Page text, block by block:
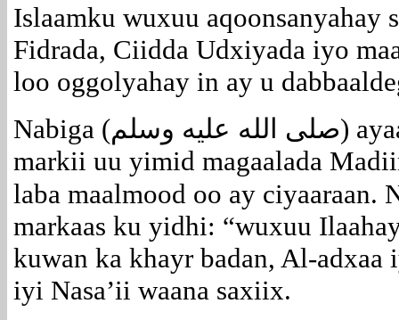
Islaamku wuxuu
Fidrada, Ciidda Udxiyada iyo
loo oggolyahay in ay u
Nabiga (صلى الله عليه وسلم)
markii uu yimid magaalada
laba maalmood oo ay ciyaaraan.
markaas ku yidhi: “wuxuu
kuwan ka khayr badan, Al-
iyi Nasa’ii waana saxiix.